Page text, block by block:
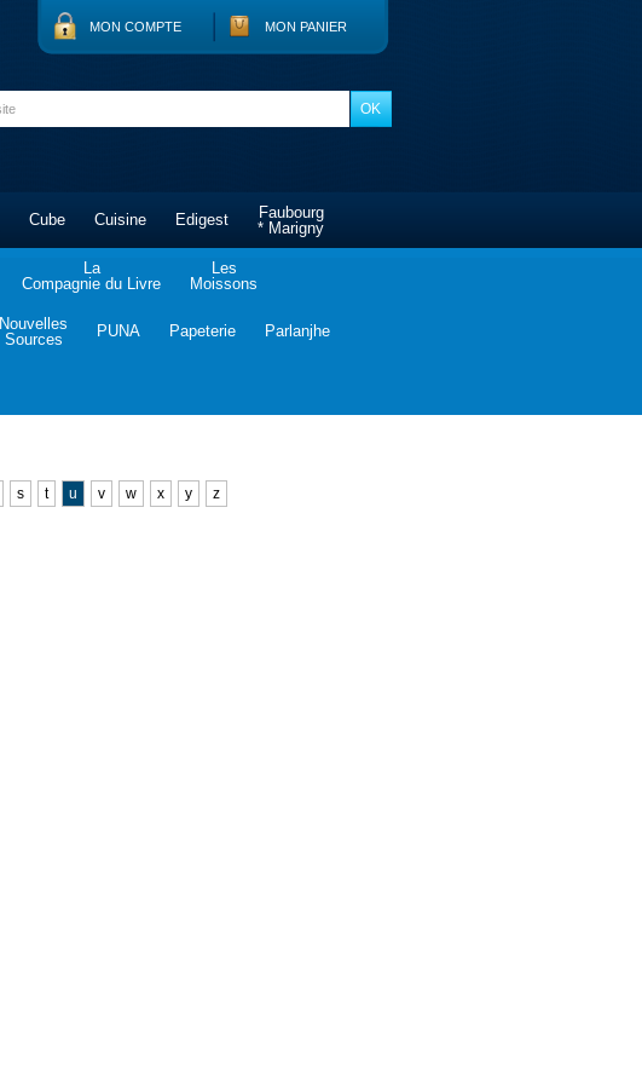
MON COMPTE MON PANIER
Cube Cuisine Edigest
Faubourg
* Marigny
La
Compagnie du Livre
Les
Moissons
Nouvelles
Sources
PUNA Papeterie Parlanjhe
s t u v w x y z